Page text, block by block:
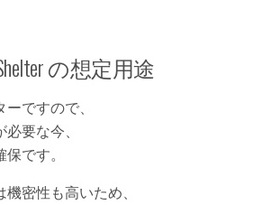
Shelter の想定用途
ですので、
要な今、
です。
密性も高いため、